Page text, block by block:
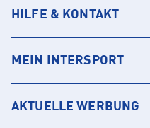
HILFE & KONTAKT
MEIN INTERSPORT
AKTUELLE WERBUNG